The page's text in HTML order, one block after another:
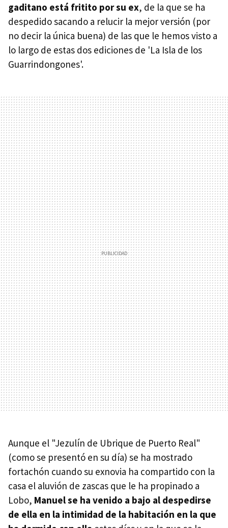
gaditano está fritito por su ex, de la que se ha
despedido sacando a relucir la mejor versión (por
no decir la única buena) de las que le hemos visto a
lo largo de estas dos ediciones de 'La Isla de los
Guarrindongones'.
Aunque el "Jezulín de Ubrique de Puerto Real"
(como se presentó en su día) se ha mostrado
fortachón cuando su exnovia ha compartido con la
casa el aluvión de zascas que le ha propinado a
Lobo, Manuel se ha venido a bajo al despedirse
de ella en la intimidad de la habitación en la que